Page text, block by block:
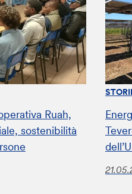
Ruah,
sostenibilità